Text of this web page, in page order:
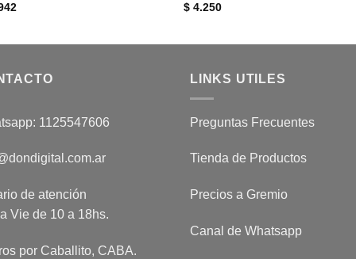
$ 4.250
1125547606
de atención
Vie de 10 a 18hs.
por Caballito, CABA.
LINKS UTILES
Preguntas Frecuentes
Tienda de Productos
Precios a Gremio
Canal de Whatsapp